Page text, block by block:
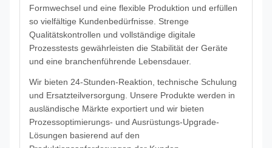
Formwechsel und eine flexible Produktion und erfüllen
so vielfältige Kundenbedürfnisse. Strenge
Qualitätskontrollen und vollständige digitale
Prozesstests gewährleisten die Stabilität der Geräte
und eine branchenführende Lebensdauer.
Wir bieten 24-Stunden-Reaktion, technische Schulung
und Ersatzteilversorgung. Unsere Produkte werden in
ausländische Märkte exportiert und wir bieten
Prozessoptimierungs- und Ausrüstungs-Upgrade-
Lösungen basierend auf den